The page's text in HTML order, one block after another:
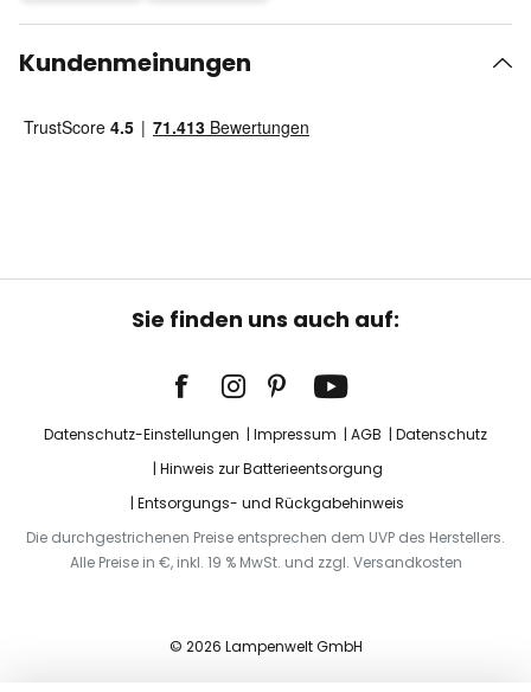
Kundenmeinungen
Sie finden uns auch auf:
Datenschutz-Einstellungen Impressum AGB
Datenschutz
Hinweis zur Batterieentsorgung
Entsorgungs- und Rückgabehinweis
Die durchgestrichenen Preise entsprechen dem UVP des Herstellers.
Alle Preise in €, inkl. 19 % MwSt. und zzgl. Versandkosten
© 2026 Lampenwelt GmbH